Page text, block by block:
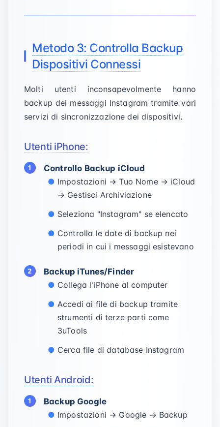
Metodo 3: Controlla Backup
Dispositivi Connessi
Molti utenti inconsapevolmente hanno
backup dei messaggi Instagram tramite vari
servizi di sincronizzazione dei dispositivi.
Utenti iPhone:
Controllo Backup iCloud
Impostazioni →Tuo Nome→ iCloud
→ Gestisci Archiviazione
Seleziona "Instagram" se elencato
Controlla le date di backup nei
periodi in cui i messaggi esistevano
Backup iTunes/Finder
Collega l'iPhone al computer
Accedi ai file di backup tramite
strumenti di terze parti come
3uTools
Cerca file di database Instagram
Utenti Android:
Backup Google
Impostazioni → Google → Backup